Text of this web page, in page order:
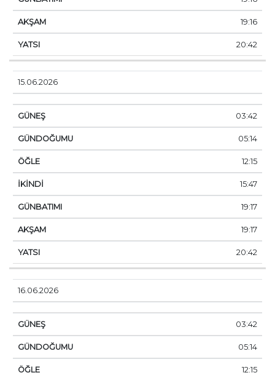
19:16
20:42
15.06.2026
03:42
05:14
12:15
15:47
19:17
19:17
20:42
16.06.2026
03:42
05:14
12:15